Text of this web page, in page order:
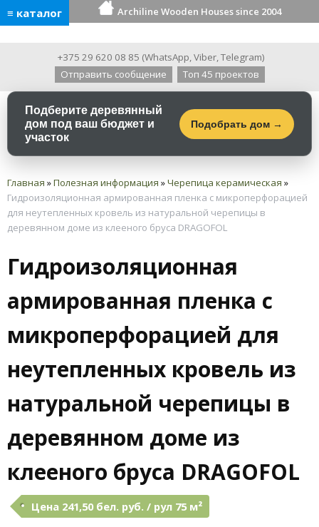
≡ каталог Archiline Wooden Houses since 2004
+375 29 620 08 85 (WhatsApp,Viber,Telegram)
Отправить сообщение
Топ 45 проектов
Подберите деревянный
дом под ваш бюджет и
участок
Подобрать дом →
Главная »Полезная информация »Черепица керамическая »
Гидроизоляционная армированная пленка с микроперфорацией
для неутепленных кровель из натуральной черепицы в
деревянном доме из клееного бруса DRAGOFOL
Гидроизоляционная
армированная пленка с
микроперфорацией для
неутепленных кровель из
натуральной черепицы в
деревянном доме из
клееного бруса DRAGOFOL
Цена 241,50 бел. руб. / рул 75 м²